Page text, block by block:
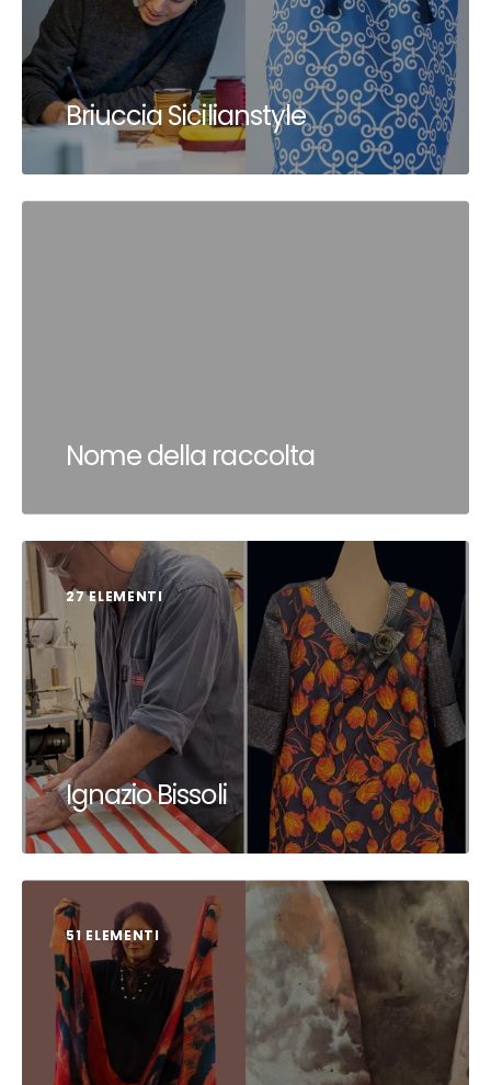
Briuccia Sicilianstyle
Nome della raccolta
27 ELEMENTI
Ignazio Bissoli
51 ELEMENTI